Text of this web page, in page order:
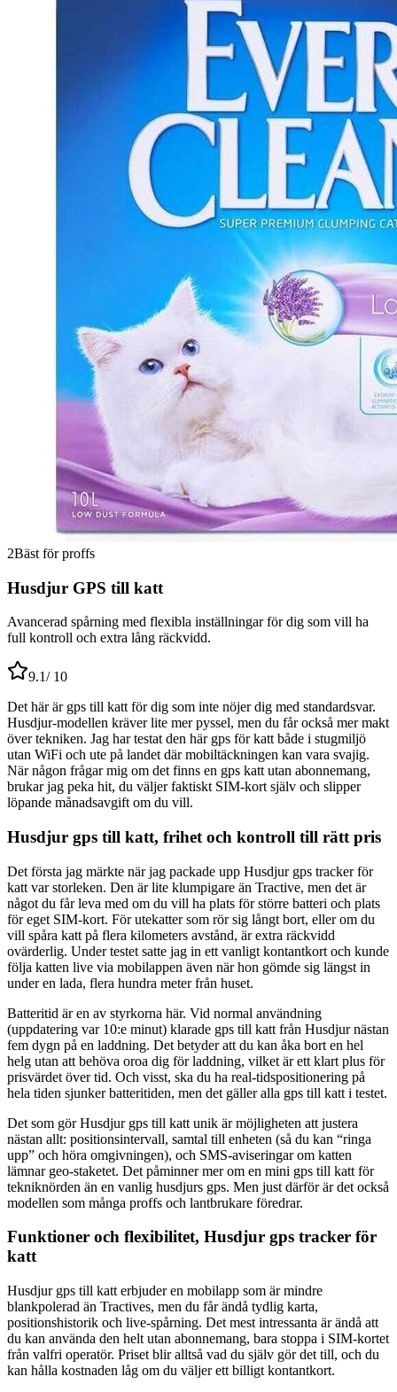
2Bäst för proffs
Husdjur GPS till katt
Avancerad spårning med flexibla inställningar för dig som vill ha
full kontroll och extra lång räckvidd.
9.1/ 10
Det här är gps till katt för dig som inte nöjer dig med standardsvar.
Husdjur-modellen kräver lite mer pyssel, men du får också mer makt
över tekniken. Jag har testat den här gps för katt både i stugmiljö
utan WiFi och ute på landet där mobiltäckningen kan vara svajig.
När någon frågar mig om det finns en gps katt utan abonnemang,
brukar jag peka hit, du väljer faktiskt SIM-kort själv och slipper
löpande månadsavgift om du vill.
Husdjur gps till katt, frihet och kontroll till rätt pris
Det första jag märkte när jag packade upp Husdjur gps tracker för
katt var storleken. Den är lite klumpigare än Tractive, men det är
något du får leva med om du vill ha plats för större batteri och plats
för eget SIM-kort. För utekatter som rör sig långt bort, eller om du
vill spåra katt på flera kilometers avstånd, är extra räckvidd
ovärderlig. Under testet satte jag in ett vanligt kontantkort och kunde
följa katten live via mobilappen även när hon gömde sig längst in
under en lada, flera hundra meter från huset.
Batteritid är en av styrkorna här. Vid normal användning
(uppdatering var 10:e minut) klarade gps till katt från Husdjur nästan
fem dygn på en laddning. Det betyder att du kan åka bort en hel
helg utan att behöva oroa dig för laddning, vilket är ett klart plus för
prisvärdet över tid. Och visst, ska du ha real-tidspositionering på
hela tiden sjunker batteritiden, men det gäller alla gps till katt i testet.
Det som gör Husdjur gps till katt unik är möjligheten att justera
nästan allt: positionsintervall, samtal till enheten (så du kan “ringa
upp” och höra omgivningen), och SMS-aviseringar om katten
lämnar geo-staketet. Det påminner mer om en mini gps till katt för
tekniknörden än en vanlig husdjurs gps. Men just därför är det också
modellen som många proffs och lantbrukare föredrar.
Funktioner och flexibilitet, Husdjur gps tracker för
katt
Husdjur gps till katt erbjuder en mobilapp som är mindre
blankpolerad än Tractives, men du får ändå tydlig karta,
positionshistorik och live-spårning. Det mest intressanta är ändå att
du kan använda den helt utan abonnemang, bara stoppa i SIM-kortet
från valfri operatör. Priset blir alltså vad du själv gör det till, och du
kan hålla kostnaden låg om du väljer ett billigt kontantkort.